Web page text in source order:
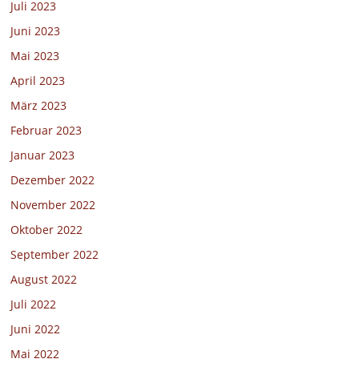
Juli 2023
Juni 2023
Mai 2023
April 2023
März 2023
Februar 2023
Januar 2023
Dezember 2022
November 2022
Oktober 2022
September 2022
August 2022
Juli 2022
Juni 2022
Mai 2022